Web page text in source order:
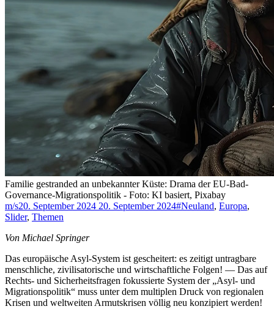
Familie gestranded an unbekannter Küste: Drama der EU-Bad-
Governance-Migrationspolitik - Foto: KI basiert, Pixabay
m/s20. September 2024 20. September 2024#Neuland, Europa,
Slider, Themen
Von Michael Springer
Das europäische Asyl-System ist gescheitert: es zeitigt untragbare
menschliche, zivilisatorische und wirtschaftliche Folgen! — Das auf
Rechts- und Sicherheitsfragen fokussierte System der „Asyl- und
Migrationspolitik“ muss unter dem multiplen Druck von regionalen
Krisen und weltweiten Armutskrisen völlig neu konzipiert werden!